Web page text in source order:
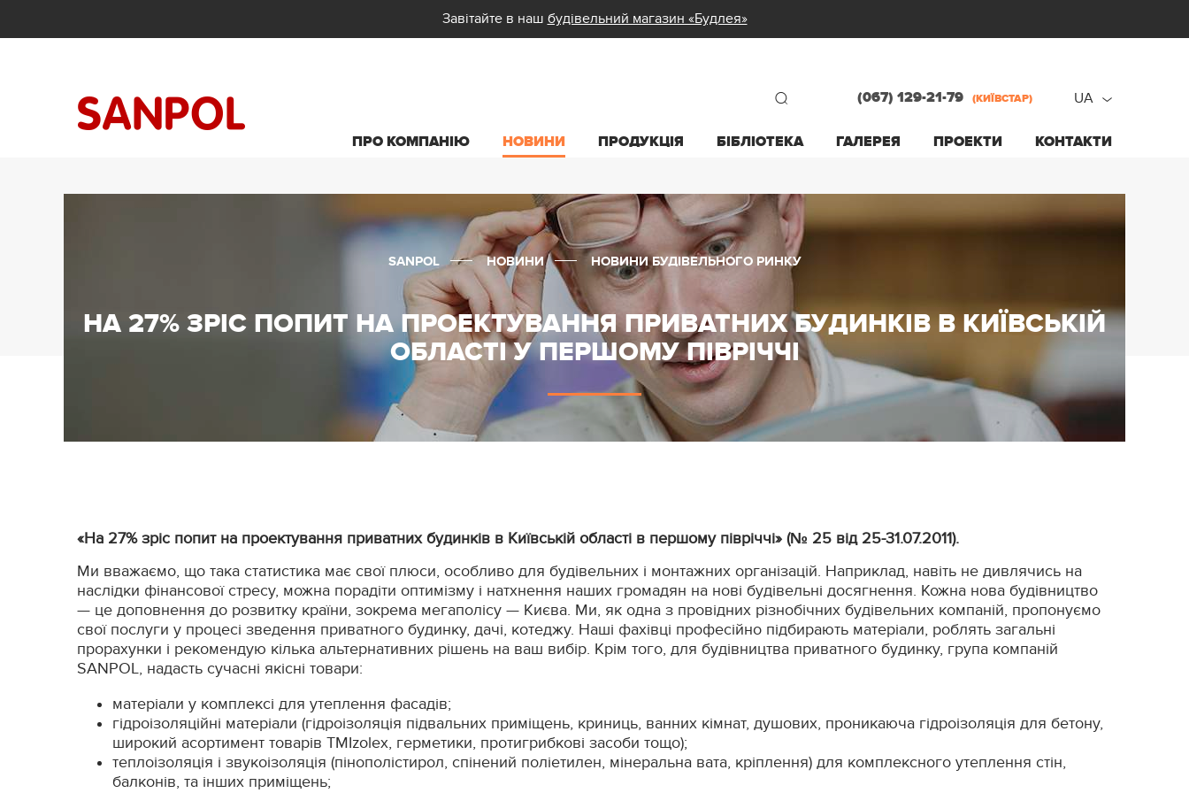
Завітайте в наш будівельний магазин «Будлея»
ПРО КОМПАНІЮ НОВИНИ ПРОДУКЦІЯ БІБЛІОТЕКА ГАЛЕРЕЯ ПРОЕКТИ КОНТАКТИ
(067) 129-21-79 (КИЇВСТАР)
UA
ua
НА 27% ЗРІС ПОПИТ НА ПРОЕКТУВАННЯ ПРИВАТНИХ БУДИНКІВ В КИЇВСЬКІЙ
ОБЛАСТІ У ПЕРШОМУ ПІВРІЧЧІ
SANPOL НОВИНИ НОВИНИ БУДІВЕЛЬНОГО РИНКУ
«На 27% зріс попит на проектування приватних будинків в Київській області в першому півріччі» (№ 25 від 25-31.07.2011).
Ми вважаємо, що така статистика має свої плюси, особливо для будівельних і монтажних організацій. Наприклад, навіть не дивлячись на
наслідки фінансової стресу, можна порадіти оптимізму і натхнення наших громадян на нові будівельні досягнення. Кожна нова будівництво
— це доповнення до розвитку країни, зокрема мегаполісу — Києва. Ми, як одна з провідних різнобічних будівельних компаній, пропонуємо
свої послуги у процесі зведення приватного будинку, дачі, котеджу. Наші фахівці професійно підбирають матеріали, роблять загальні
прорахунки і рекомендую кілька альтернативних рішень на ваш вибір. Крім того, для будівництва приватного будинку, група компаній
SANPOL, надасть сучасні якісні товари:
матеріали у комплексі для утеплення фасадів;
гідроізоляційні матеріали (гідроізоляція підвальних приміщень, криниць, ванних кімнат, душових, проникаюча гідроізоляція для бетону,
широкий асортимент товарів TMIzolex, герметики, протигрибкові засоби тощо);
теплоізоляція і звукоізоляція (пінополістирол, спінений поліетилен, мінеральна вата, кріплення) для комплексного утеплення стін,
балконів, та інших приміщень;